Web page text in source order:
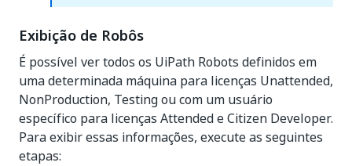
Exibição de Robôs
É possível ver todos os UiPath Robots definidos em
uma determinada máquina para licenças Unattended,
NonProduction, Testing ou com um usuário
específico para licenças Attended e Citizen Developer.
Para exibir essas informações, execute as seguintes
etapas: